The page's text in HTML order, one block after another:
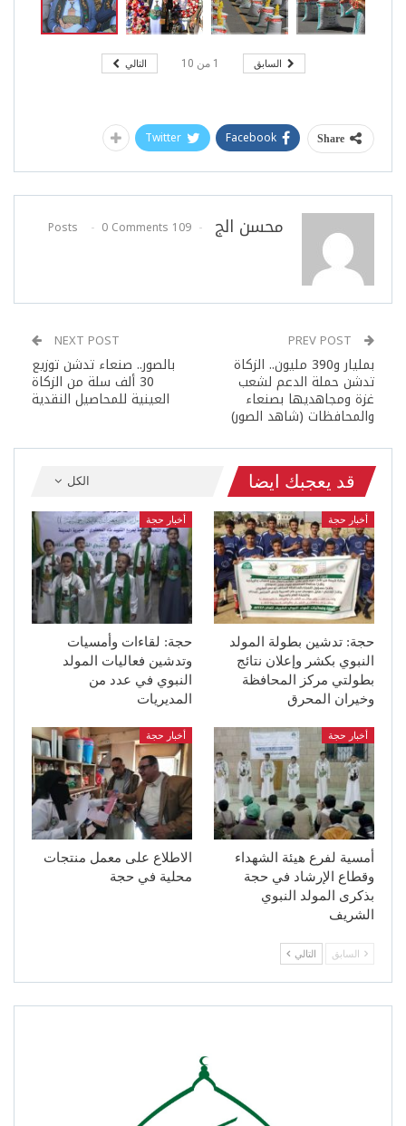
السابق 1 من 10 التالي
Share
Facebook
Twitter
محسن الج 109 Posts
0 Comments
بمليار و390 مليون.. الزكاة
تدشن حملة الدعم لشعب
غزة ومجاهديها بصنعاء
والمحافظات (شاهد الصور)
NEXT POST
بالصور.. صنعاء تدشن توزيع
30 ألف سلة من الزكاة
العينية للمحاصيل النقدية
الكل قد يعجبك ايضا
أخبار حجة
حجة: تدشين بطولة المولد
النبوي بكشر وإعلان نتائج
بطولتي مركز المحافظة
وخيران المحرق
أخبار حجة
حجة: لقاءات وأمسيات
وتدشين فعاليات المولد
النبوي في عدد من
المديريات
أخبار حجة
أمسية لفرع هيئة الشهداء
وقطاع الإرشاد في حجة
بذكرى المولد النبوي
الشريف
أخبار حجة
الاطلاع على معمل منتجات
محلية في حجة
السابق التالي